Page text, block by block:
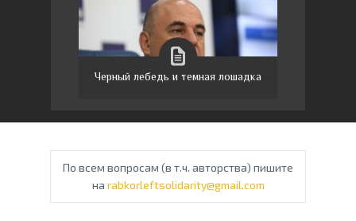
Черный лебедь и темная лошадка
По всем вопросам (в т.ч. авторства) пишите
на rabkorleftsolidarity@gmail.com